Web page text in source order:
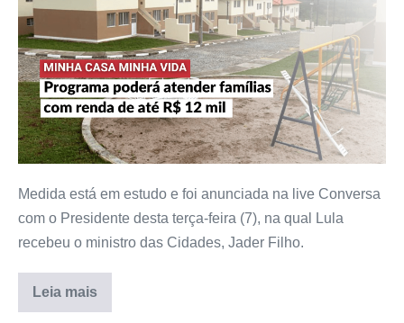
Medida está em estudo e foi anunciada na live Conversa
com o Presidente desta terça-feira (7), na qual Lula
recebeu o ministro das Cidades, Jader Filho.
Leia mais